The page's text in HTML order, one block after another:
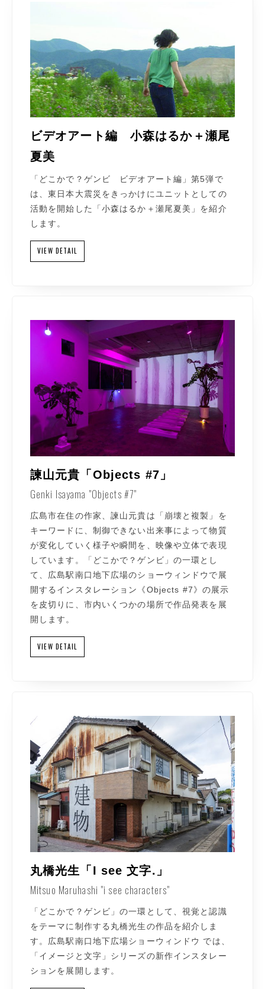
ビデオアート編 小森はるか＋瀬尾
夏美
「どこかで？ゲンビ ビデオアート編」第5弾で
は、東日本大震災をきっかけにユニットとしての
活動を開始した「小森はるか＋瀬尾夏美」を紹介
します。
VIEW DETAIL
諫山元貴「Objects #7」
Genki Isayama "Objects #7"
広島市在住の作家、諫山元貴は「崩壊と複製」を
キーワードに、制御できない出来事によって物質
が変化していく様子や瞬間を、映像や立体で表現
しています。「どこかで？ゲンビ」の一環とし
て、広島駅南口地下広場のショーウィンドウで展
開するインスタレーション《Objects #7》の展示
を皮切りに、市内いくつかの場所で作品発表を展
開します。
VIEW DETAIL
丸橋光生「I see 文字.」
Mitsuo Maruhashi "i see characters"
「どこかで？ゲンビ」の一環として、視覚と認識
をテーマに制作する丸橋光生の作品を紹介しま
す。広島駅南口地下広場ショーウィンドウ では、
「イメージと文字」シリーズの新作インスタレー
ションを展開します。